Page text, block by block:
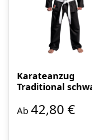
Karateanzug
Traditional
Ab42,80 €